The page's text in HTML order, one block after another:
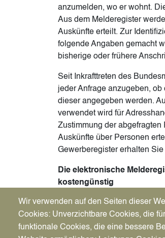
anzumelden, wo er wohnt.
Aus dem Melderegister
Auskünfte erteilt. Zur
folgende Angaben gemacht
bisherige oder frühere
Seit Inkrafttreten des
jeder Anfrage anzugeben,
dieser angegeben werden.
verwendet wird für
Zustimmung der abgefragten
Auskünfte über Personen
Gewerberegister erhalten
Die elektronische
kostengünstig
Die elektronische
verschlüsselte Verfahren
schneller und
Wir verwenden auf den Seiten dieser
Cookies: Unverzichtbare Cookies, die
funktionale Cookies, die eine bessere